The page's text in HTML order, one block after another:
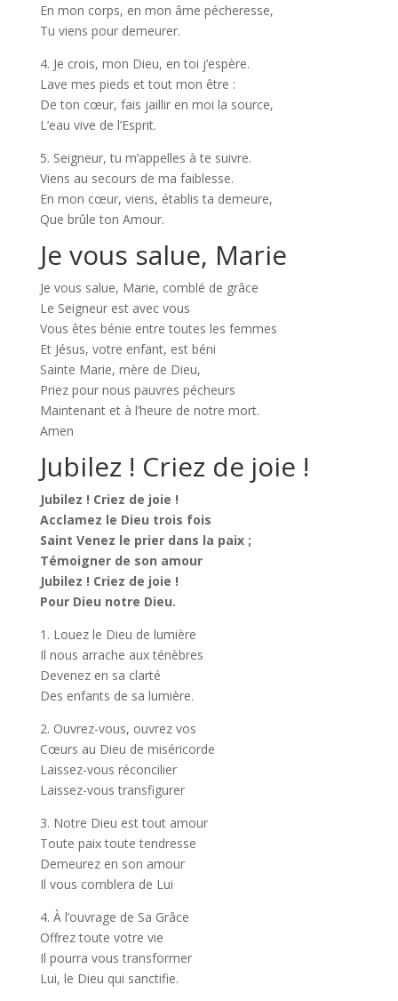
En mon corps, en mon âme pécheresse,
Tu viens pour demeurer.
4. Je crois, mon Dieu, en toi j’espère.
Lave mes pieds et tout mon être :
De ton cœur, fais jaillir en moi la source,
L’eau vive de l’Esprit.
5. Seigneur, tu m’appelles à te suivre.
Viens au secours de ma faiblesse.
En mon cœur, viens, établis ta demeure,
Que brûle ton Amour.
Je vous salue, Marie
Je vous salue, Marie, comblé de grâce
Le Seigneur est avec vous
Vous êtes bénie entre toutes les femmes
Et Jésus, votre enfant, est béni
Sainte Marie, mère de Dieu,
Priez pour nous pauvres pécheurs
Maintenant et à l’heure de notre mort.
Amen
Jubilez ! Criez de joie !
Jubilez ! Criez de joie !
Acclamez le Dieu trois fois
Saint Venez le prier dans la paix ;
Témoigner de son amour
Jubilez ! Criez de joie !
Pour Dieu notre Dieu.
1. Louez le Dieu de lumière
Il nous arrache aux ténèbres
Devenez en sa clarté
Des enfants de sa lumière.
2. Ouvrez-vous, ouvrez vos
Cœurs au Dieu de miséricorde
Laissez-vous réconcilier
Laissez-vous transfigurer
3. Notre Dieu est tout amour
Toute paix toute tendresse
Demeurez en son amour
Il vous comblera de Lui
4. À l’ouvrage de Sa Grâce
Offrez toute votre vie
Il pourra vous transformer
Lui, le Dieu qui sanctifie.